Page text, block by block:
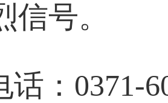
信号。
话：0371-